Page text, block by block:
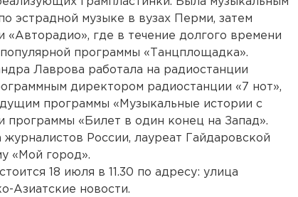
эстрадной музыке в вузах Перми, затем
«Авторадио», где в течение долгого времени
программы «Танцплощадка».
Лаврова работала на радиостанции
директором радиостанции «7 нот»,
программы «Музыкальные истории с
программы «Билет в один конец на Запад».
России, лауреат Гайдаровской
«Мой город».
18 июля в 11.30 по адресу: улица
Азиатские новости.